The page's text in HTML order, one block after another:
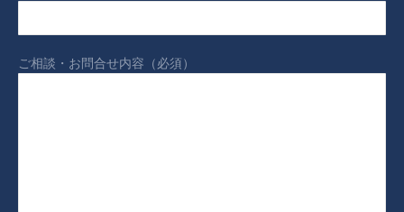
ご相談・お問合せ内容（必須）